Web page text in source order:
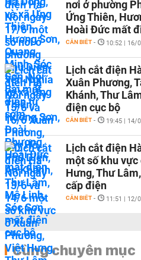
nơi ở phường
Ứng Thiên,
Hoài Đức mất
CẦN BIẾT - 10:52 | 16/
Lịch cắt điện
Xuân Phương,
Khánh, Thư
điện cục bộ
CẦN BIẾT - 19:45 | 14/
Lịch cắt điện
một số khu vực
Hưng, Thư
cấp điện
CẦN BIẾT - 11:51 | 12/
Cùng chuyên mục